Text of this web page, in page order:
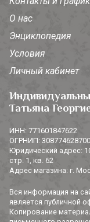
О нас
Энциклопедия
Условия
Личный кабинет
Татьяна
ИНН: 771601847622
ОГРНИП:
Юридический адрес:
стр. 1, кв. 62
Адрес магазина: г.
Вся информация на
является публичной
Копирование